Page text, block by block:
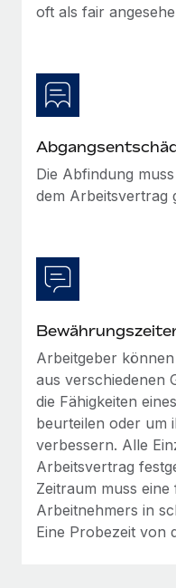
Wie Phiture 55
Wachstumsberatung für
Mehr erfahren
oft als fair
Die Abfindung
dem Arbeitsvertrag
Arbeitgeber
aus verschiedenen
die Fähigkeiten
beurteilen oder um
verbessern. Alle
Arbeitsvertrag
Zeitraum muss
Arbeitnehmers in
Eine Probezeit von